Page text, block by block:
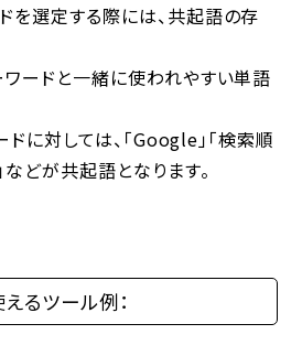
を選定する際には、共起語の存
ードと一緒に使われやすい単語
ドに対しては、「Google」「検索順
などが共起語となります。
るツール例：